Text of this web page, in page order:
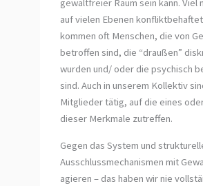
gewaltfreier Raum sein kann. Viel
auf vielen Ebenen
kommen oft Menschen, die von
betroffen sind, die “draußen”
wurden und/ oder die psychisch
sind. Auch in unserem Kollektiv
Mitglieder tätig, auf die eines
dieser Merkmale zutreffen.
Gegen das System und
Ausschlussmechanismen mit
agieren – das haben wir nie